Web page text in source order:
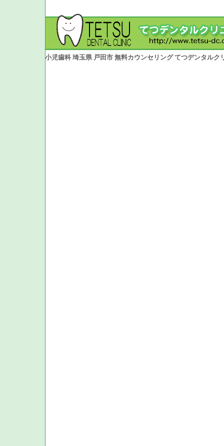
小児歯科 埼玉県 戸田市 無料カウンセリング てつデンタルク